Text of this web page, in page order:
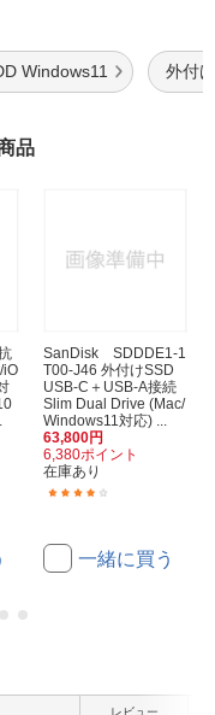
Windows11 外付
品
iO
SanDisk SDDDE1-1
T00-J46 外付けSSD
USB-C＋USB-A接続
Slim Dual Drive (Mac/
Windows11対応) ...
63,800円
6,380ポイント
在庫あり
一緒に買う
レビュー